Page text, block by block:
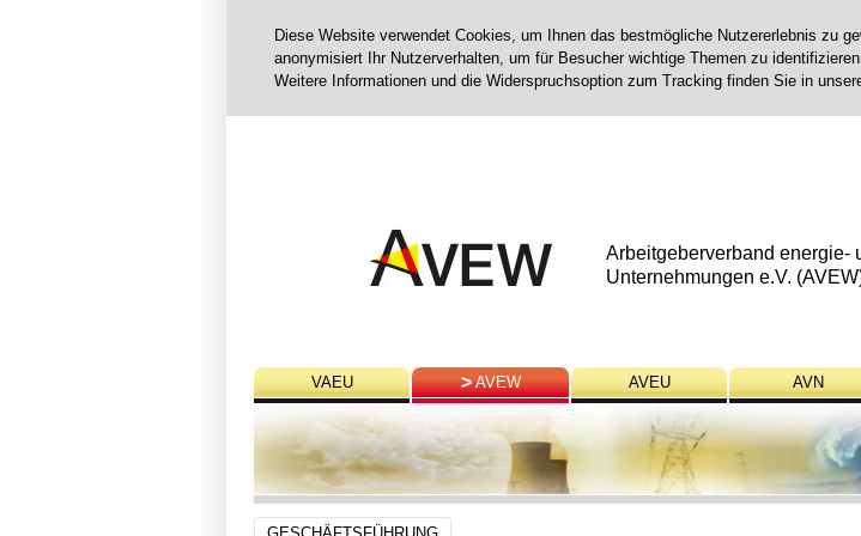
Diese Website verwendet Cookies, um Ihnen das bestmögliche Nutzererlebnis zu
anonymisiert Ihr Nutzerverhalten, um für Besucher wichtige Themen zu
Weitere Informationen und die Widerspruchsoption zum Tracking finden Sie in
Arbeitgeberverband energie-
Unternehmungen e.V.
VAEU AVEW AVEU AVN
GESCHÄFTSFÜHRUNG